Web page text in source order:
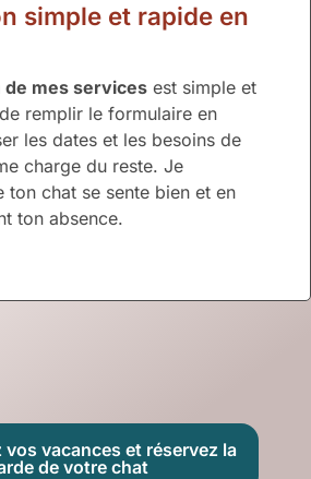
simple et rapide en
mes services est simple et
remplir le formulaire en
les dates et les besoins de
charge du reste. Je
ton chat se sente bien et en
ton absence.
vos vacances et réservez la
de votre chat